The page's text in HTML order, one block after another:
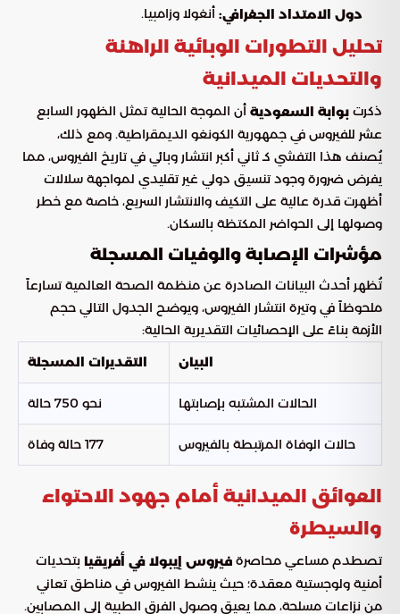
دول الامتداد الجغرافي: أنغولا وزامبيا.
تحليل التطورات الوبائية الراهنة
والتحديات الميدانية
ذكرت بوابة السعودية أن الموجة الحالية تمثل الظهور السابع
عشر للفيروس في جمهورية الكونغو الديمقراطية. ومع ذلك،
يُصنف هذا التفشي كـ ثاني أكبر انتشار وبائي في تاريخ الفيروس، مما
يفرض ضرورة وجود تنسيق دولي غير تقليدي لمواجهة سلالات
أظهرت قدرة عالية على التكيف والانتشار السريع، خاصة مع خطر
وصولها إلى الحواضر المكتظة بالسكان.
مؤشرات الإصابة والوفيات المسجلة
تُظهر أحدث البيانات الصادرة عن منظمة الصحة العالمية تسارعاً
ملحوظاً في وتيرة انتشار الفيروس، ويوضح الجدول التالي حجم
الأزمة بناءً على الإحصائيات التقديرية الحالية:
البيان
التقديرات المسجلة
الحالات المشتبه بإصابتها نحو 750 حالة
حالات الوفاة المرتبطة بالفيروس 177 حالة وفاة
العوائق الميدانية أمام جهود الاحتواء
والسيطرة
تصطدم مساعي محاصرة فيروس إيبولا في أفريقيا بتحديات
أمنية ولوجستية معقدة؛ حيث ينشط الفيروس في مناطق تعاني
من نزاعات مسلحة، مما يعيق وصول الفرق الطبية إلى المصابين.